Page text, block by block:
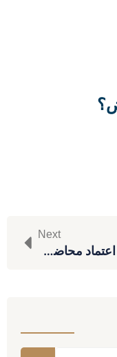
Next
محامي اعتماد محاضر مجلس الإدارة